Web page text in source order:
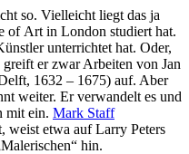
so. Vielleicht liegt das ja
of Art in London studiert hat.
unterrichtet hat. Oder,
er zwar Arbeiten von Jan
1632 – 1675) auf. Aber
weiter. Er verwandelt es und
mit ein. Mark Staff
weist etwa auf Larry Peters
hin.